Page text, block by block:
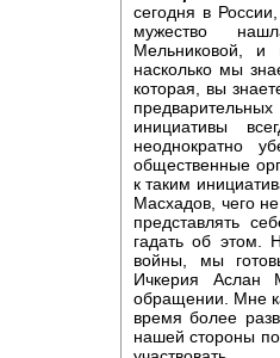
сегодня в
мужество
Мельниковой, и
насколько мы
которая, вы
инициативы
неоднократно
общественные
к таким
Масхадов, чего
представлять
гадать об этом.
войны, мы
Ичкерия Аслан
обращении. Мне
время более
нашей стороны